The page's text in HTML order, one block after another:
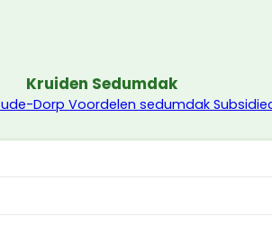
Kruiden Sedumdak
Dorp Voordelen sedumdak